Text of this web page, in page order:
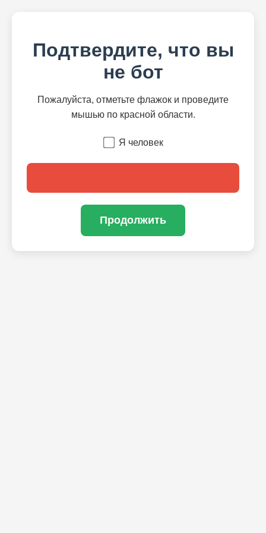
Подтвердите, что вы
не бот
Пожалуйста, отметьте флажок и проведите
мышью по красной области.
Я человек
Продолжить